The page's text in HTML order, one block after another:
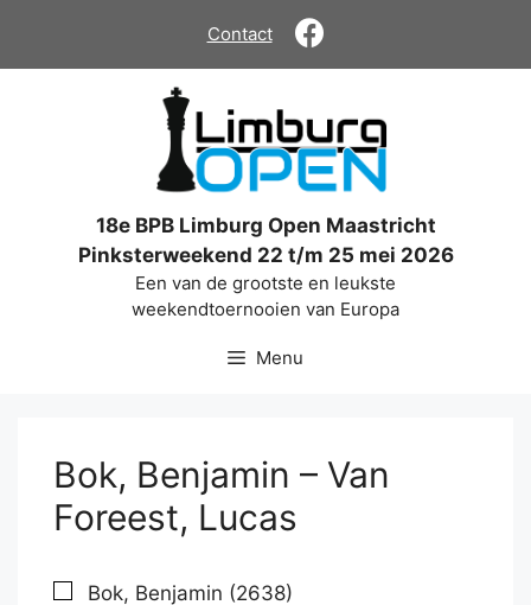
de
Contact
18e BPB Limburg Open Maastricht
Pinksterweekend 22 t/m 25 mei 2026
Een van de grootste en leukste
weekendtoernooien van Europa
Menu
Bok, Benjamin – Van
Foreest, Lucas
Bok, Benjamin (2638)